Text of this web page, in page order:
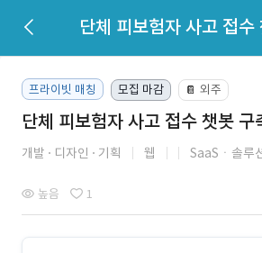
단체 피보험자 사고 접수
프라이빗 매칭 모집 마감 📔 외주
단체 피보험자 사고 접수 챗봇 구
개발 디자인 기획 웹 SaaSㆍ솔루
높음 1